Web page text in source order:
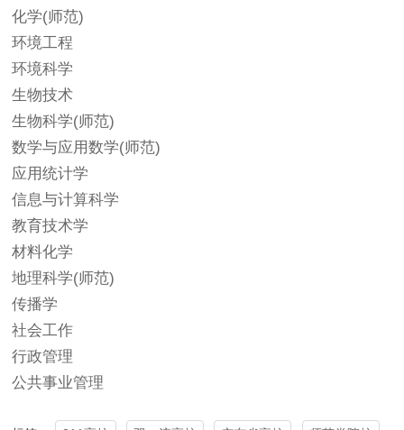
化学(师范)
环境工程
环境科学
生物技术
生物科学(师范)
数学与应用数学(师范)
应用统计学
信息与计算科学
教育技术学
材料化学
地理科学(师范)
传播学
社会工作
行政管理
公共事业管理